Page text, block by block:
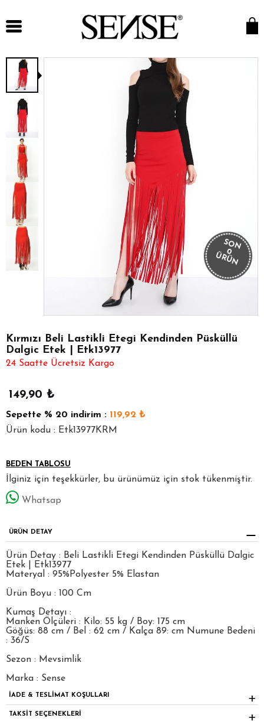
SON
0
ÜRÜN
Kırmızı Beli Lastikli Etegi Kendinden Püsküllü
Dalgic Etek | Etk13977
24 Saatte Ücretsiz Kargo
149,90 ₺
Sepette % 20 indirim : 119,92 ₺
Ürün kodu : Etk13977KRM
BEDEN TABLOSU
İlginiz için teşekkürler, bu ürünümüz için stok tükenmiştir.
Whatsap
ÜRÜN DETAY
Ürün Detay : Beli Lastikli Etegi Kendinden Püsküllü Dalgic
Etek | Etk13977
Materyal : 95%Polyester 5% Elastan
Ürün Boyu : 100 Cm
Kumaş Detayı :
Manken Ölçüleri : Kilo: 55 kg / Boy: 175 cm
Göğüs: 88 cm / Bel : 62 cm / Kalça 89: cm Numune Bedeni
: 36/S
Sezon : Mevsimlik
Marka : Sense
İADE & TESLİMAT KOŞULLARI
TAKSİT SEÇENEKLERİ